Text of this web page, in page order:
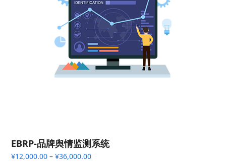
EBRP-品牌舆情监测系统
¥12,000.00 – ¥36,000.00价